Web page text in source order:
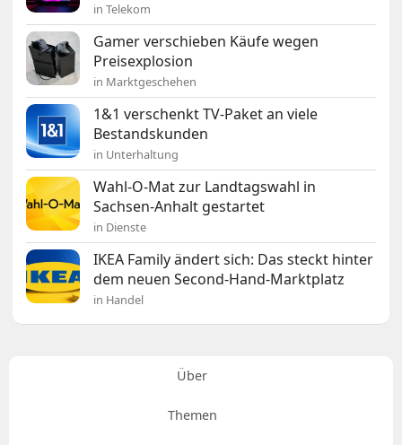
in Telekom
Gamer verschieben Käufe wegen
Preisexplosion
in Marktgeschehen
1&1 verschenkt TV-Paket an viele
Bestandskunden
in Unterhaltung
Wahl-O-Mat zur Landtagswahl in
Sachsen-Anhalt gestartet
in Dienste
IKEA Family ändert sich: Das steckt hinter
dem neuen Second-Hand-Marktplatz
in Handel
Über
Themen